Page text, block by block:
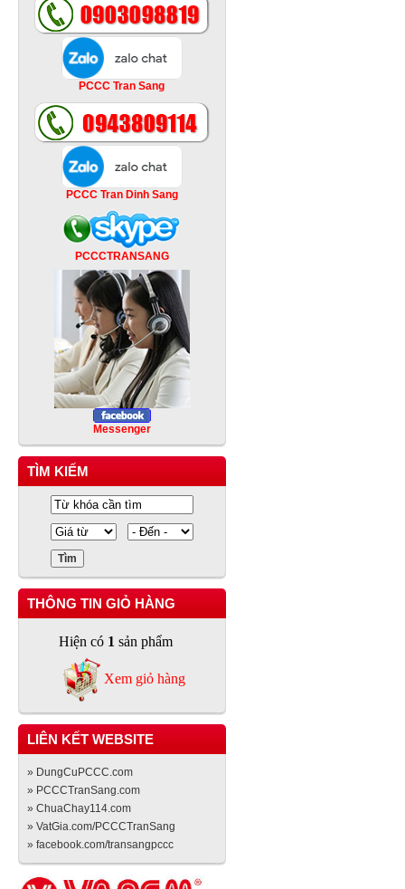
PCCC Tran Sang
PCCC Tran Dinh Sang
PCCCTRANSANG
Messenger
TÌM KIẾM
THÔNG TIN GIỎ HÀNG
Hiện có 1 sản phẩm
Xem giỏ hàng
LIÊN KẾT WEBSITE
» DungCuPCCC.com
» PCCCTranSang.com
» ChuaChay114.com
» VatGia.com/PCCCTranSang
» facebook.com/transangpccc